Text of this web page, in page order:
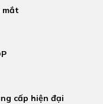
mắt
cấp hiện đại